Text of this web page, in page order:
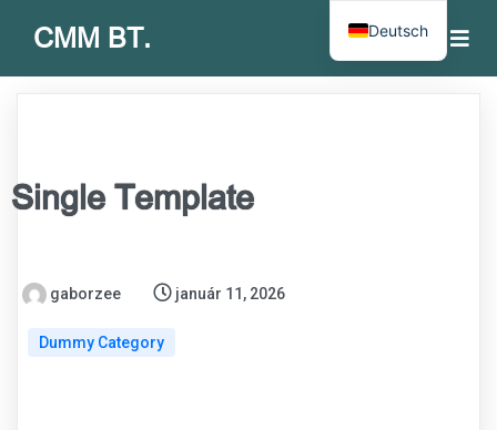
CMM BT.
Single Template
gaborzee január 11, 2026
Dummy Category
Deutsch